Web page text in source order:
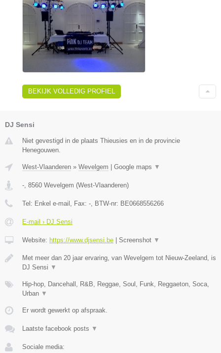
BEKIJK VOLLEDIG PROFIEL
DJ Sensi
Niet gevestigd in de plaats Thieusies en in de provincie
Henegouwen.
West-Vlaanderen » Wevelgem | Google maps ▼
- 8560 Wevelgem (West-Vlaanderen)
Tel: Enkel e-mail , Fax: - , BTW-nr: BE0668556266
E-mail › DJ Sensi
Website: https://www.djsensi.be | Screenshot ▼
Met meer dan 20 jaar ervaring, van Wevelgem tot Nieuw-Zeeland, is
DJ Sensi ▼
Hip-hop, Dancehall, R&B, Reggae, Soul, Funk, Reggaeton, Soca,
Urban ▼
Er wordt gewerkt op afspraak.
Laatste facebook posts ▼
Sociale media: